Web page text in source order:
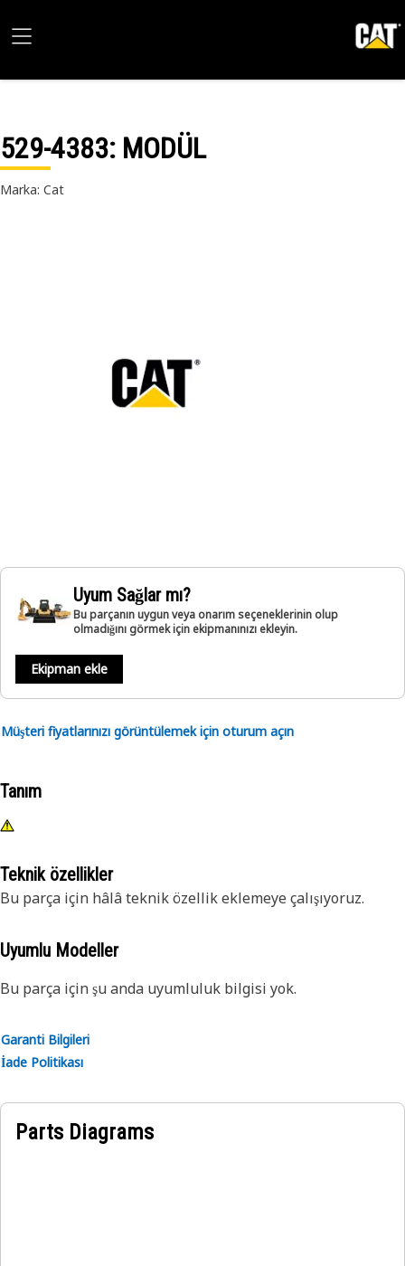
529-4383: MODÜL
Marka: Cat
Uyum Sağlar mı?
Bu parçanın uygun veya onarım seçeneklerinin olup
olmadığını görmek için ekipmanınızı ekleyin.
Ekipman ekle
Müşteri fiyatlarınızı görüntülemek için oturum açın
Tanım
Teknik özellikler
Bu parça için hâlâ teknik özellik eklemeye çalışıyoruz.
Uyumlu Modeller
Bu parça için şu anda uyumluluk bilgisi yok.
Garanti Bilgileri
İade Politikası
Parts Diagrams